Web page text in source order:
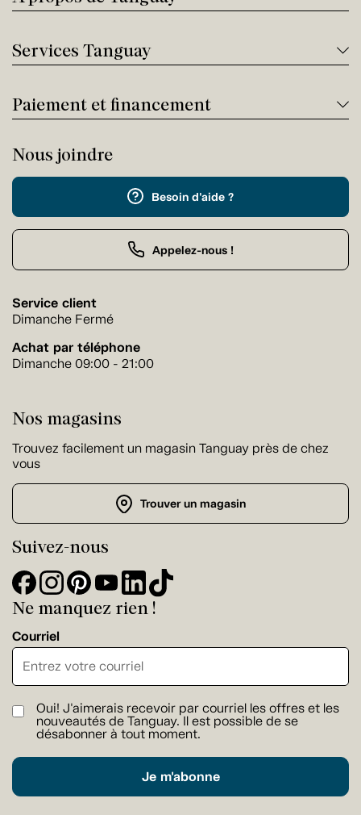
Services Tanguay
Paiement et financement
Nous joindre
Besoin d'aide ?
Appelez-nous !
Service client
Dimanche Fermé
Achat par téléphone
Dimanche 09:00 - 21:00
Nos magasins
Trouvez facilement un magasin Tanguay près de chez
vous
Trouver un magasin
Suivez-nous
Ne manquez rien !
Courriel
Oui! J'aimerais recevoir par courriel les offres et les
nouveautés de Tanguay. Il est possible de se
désabonner à tout moment.
Je m'abonne